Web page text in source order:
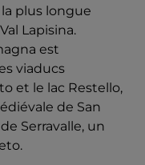
plus longue
Lapisina.
est
viaducs
et le lac Restello,
de San
Serravalle, un